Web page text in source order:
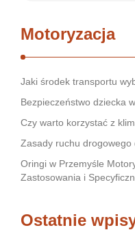
Motoryzacja
Jaki środek transportu
Bezpieczeństwo dziecka
Czy warto korzystać z
Zasady ruchu drogowego
Oringi w Przemyśle
Zastosowania i
Ostatnie